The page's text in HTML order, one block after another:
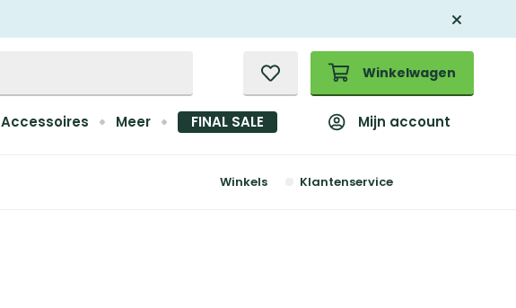
Winkelwagen
Accessoires Meer FINAL SALE Mijn account
Winkels Klantenservice